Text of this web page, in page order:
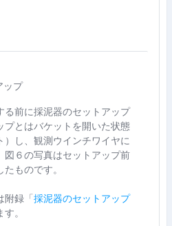
ップ
前に採泥器のセットアップ
プとはバケットを開いた状態
）し、観測ウインチワイヤに
図６の写真はセットアップ前
ものです。
録「 採泥器のセットアップ
。